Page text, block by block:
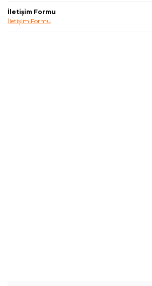
İletişim Formu
İletişim Formu